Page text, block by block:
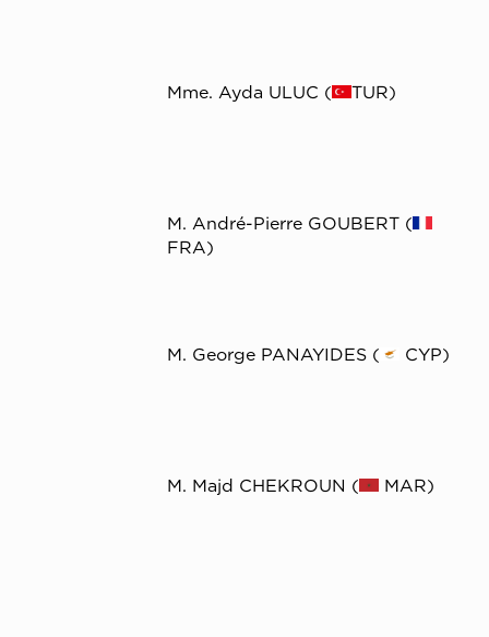
Mme. Ayda ULUC ( TUR)
M. André-Pierre GOUBERT (
FRA)
M. George PANAYIDES ( CYP)
M. Majd CHEKROUN ( MAR)